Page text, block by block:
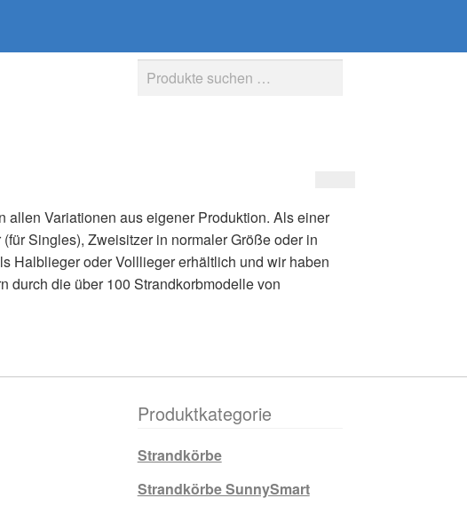
Suche
Suchen
Variationen aus eigener Produktion. Als einer
Singles), Zweisitzer in normaler Größe oder in
Halblieger oder Volllieger erhältlich und wir haben
durch die über 100 Strandkorbmodelle von
Produktkategorie
Strandkörbe
Strandkörbe SunnySmart